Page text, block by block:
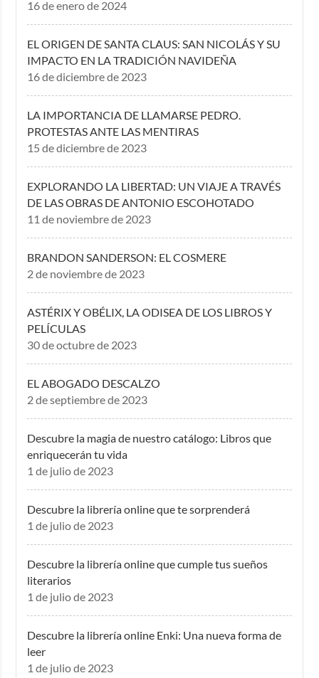
16 de enero de 2024
EL ORIGEN DE SANTA CLAUS: SAN NICOLÁS Y SU
IMPACTO EN LA TRADICIÓN NAVIDEÑA
16 de diciembre de 2023
LA IMPORTANCIA DE LLAMARSE PEDRO.
PROTESTAS ANTE LAS MENTIRAS
15 de diciembre de 2023
EXPLORANDO LA LIBERTAD: UN VIAJE A TRAVÉS
DE LAS OBRAS DE ANTONIO ESCOHOTADO
11 de noviembre de 2023
BRANDON SANDERSON: EL COSMERE
2 de noviembre de 2023
ASTÉRIX Y OBÉLIX, LA ODISEA DE LOS LIBROS Y
PELÍCULAS
30 de octubre de 2023
EL ABOGADO DESCALZO
2 de septiembre de 2023
Descubre la magia de nuestro catálogo: Libros que
enriquecerán tu vida
1 de julio de 2023
Descubre la librería online que te sorprenderá
1 de julio de 2023
Descubre la librería online que cumple tus sueños
literarios
1 de julio de 2023
Descubre la librería online Enki: Una nueva forma de
leer
1 de julio de 2023